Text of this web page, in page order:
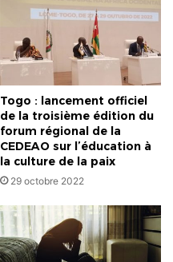
Togo : lancement officiel
de la troisième édition du
forum régional de la
CEDEAO sur l’éducation à
la culture de la paix
29 octobre 2022